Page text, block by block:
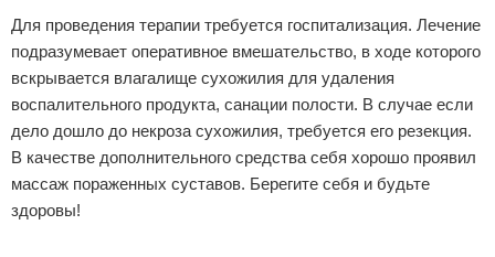
Для проведения терапии требуется госпитализация. Лечение
подразумевает оперативное вмешательство, в ходе которого
вскрывается влагалище сухожилия для удаления
воспалительного продукта, санации полости. В случае если
дело дошло до некроза сухожилия, требуется его резекция.
В качестве дополнительного средства себя хорошо проявил
массаж пораженных суставов. Берегите себя и будьте
здоровы!